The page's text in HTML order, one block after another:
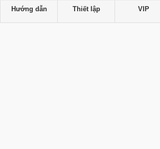
Hướng dẫn Thiết lập VIP